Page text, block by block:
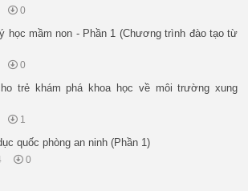
0
học mầm non - Phần 1 (Chương trình đào tạo từ
0
trẻ khám phá khoa học về môi trường xung
1
quốc phòng an ninh (Phần 1)
0